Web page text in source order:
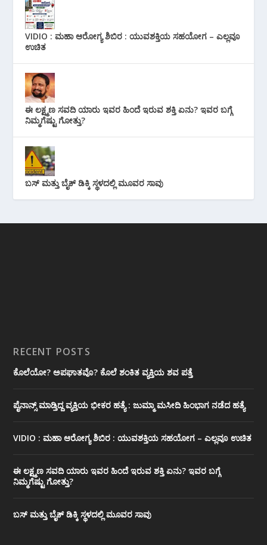
VIDIO : ಮಹಾ ಆರೋಗ್ಯ ಶಿಬಿರ : ಯುವಶಕ್ತಿಯ ಸಹಯೋಗ – ಎಲ್ಲವೂ
ಉಚಿತ
ಈ ಲಕ್ಷ್ಮಣ ಸವದಿ ಯಾರು ಇವರ ಹಿಂದೆ ಇರುವ ಶಕ್ತಿ ಏನು? ಇವರ ಬಗ್ಗೆ
ನಿಮ್ಮಗೆಷ್ಟು ಗೋತ್ತು?
ಬಸ್ ಮತ್ತು ಬೈಕ್ ಡಿಕ್ಕಿ ಸ್ಥಳದಲ್ಲಿ ಮೂವರ ಸಾವು
RECENT POSTS
ಕೊಲೆಯೋ? ಅಪಘಾತವೊ? ಕೊಲೆ ಶಂಕಿತ ವ್ಯಕ್ತಿಯ ಶವ ಪತ್ತೆ
ಪೈನಾನ್ಸ್ ಮಾಡ್ತಿದ್ದ ವ್ಯಕ್ತಿಯ ಭೀಕರ‌ ಹತ್ಯೆ : ಜುಮ್ಮಾ ಮಸೀದಿ ಹಿಂಭಾಗ ನಡೆದ ಹತ್ಯೆ
VIDIO : ಮಹಾ ಆರೋಗ್ಯ ಶಿಬಿರ : ಯುವಶಕ್ತಿಯ ಸಹಯೋಗ – ಎಲ್ಲವೂ ಉಚಿತ
ಈ ಲಕ್ಷ್ಮಣ ಸವದಿ ಯಾರು ಇವರ ಹಿಂದೆ ಇರುವ ಶಕ್ತಿ ಏನು? ಇವರ ಬಗ್ಗೆ
ನಿಮ್ಮಗೆಷ್ಟು ಗೋತ್ತು?
ಬಸ್ ಮತ್ತು ಬೈಕ್ ಡಿಕ್ಕಿ ಸ್ಥಳದಲ್ಲಿ ಮೂವರ ಸಾವು